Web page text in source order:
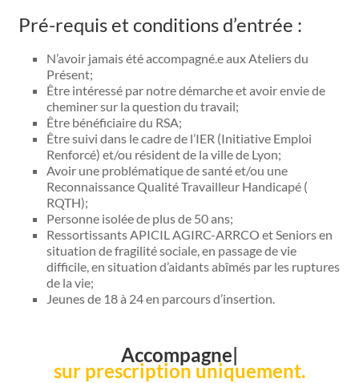
Pré-requis et conditions d’entrée :
N’avoir jamais été accompagné.e aux Ateliers du
Présent;
Être intéressé par notre démarche et avoir envie de
cheminer sur la question du travail;
Être bénéficiaire du RSA;
Être suivi dans le cadre de l’IER (Initiative Emploi
Renforcé) et/ou résident de la ville de Lyon;
Avoir une problématique de santé et/ou une
Reconnaissance Qualité Travailleur Handicapé (
RQTH);
Personne isolée de plus de 50 ans;
Ressortissants APICIL AGIRC-ARRCO et Seniors en
situation de fragilité sociale, en passage de vie
difficile, en situation d’aidants abîmés par les ruptures
de la vie;
Jeunes de 18 à 24 en parcours d’insertion.
Accompagnement
sur prescription uniquement.